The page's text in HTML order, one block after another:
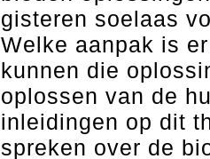
gisteren soelaas
Welke aanpak is
kunnen die
oplossen van de
inleidingen op dit
spreken over de